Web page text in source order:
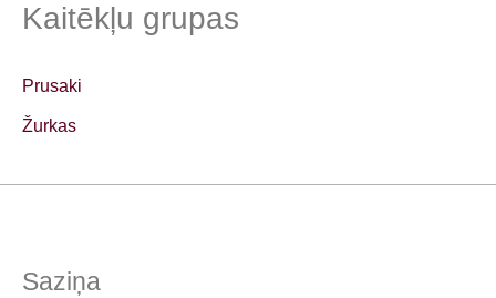
Kaitēkļu grupas
Prusaki
Žurkas
Saziņa